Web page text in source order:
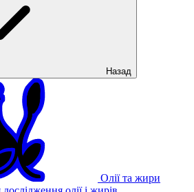
Назад
Олії та жири